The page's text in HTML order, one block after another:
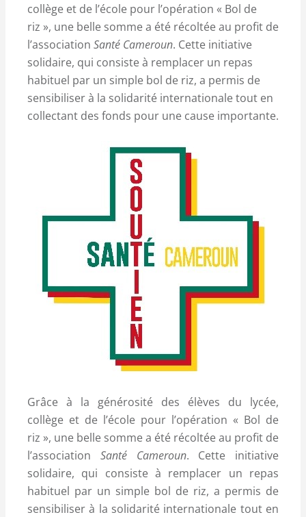
collège et de l’école pour l’opération « Bol de
riz », une belle somme a été récoltée au profit de
l’association Santé Cameroun. Cette initiative
solidaire, qui consiste à remplacer un repas
habituel par un simple bol de riz, a permis de
sensibiliser à la solidarité internationale tout en
collectant des fonds pour une cause importante.
Grâce à la générosité des élèves du lycée,
collège et de l’école pour l’opération « Bol de
riz », une belle somme a été récoltée au profit de
l’association Santé Cameroun. Cette initiative
solidaire, qui consiste à remplacer un repas
habituel par un simple bol de riz, a permis de
sensibiliser à la solidarité internationale tout en